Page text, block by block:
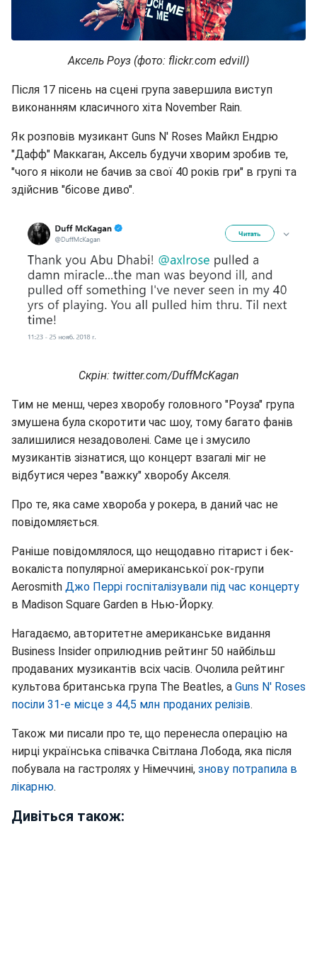
Аксель Роуз (фото: flickr.com edvill)
Після 17 пісень на сцені група завершила виступ
виконанням класичного хіта November Rain.
Як розповів музикант Guns N' Roses Майкл Ендрю
"Дафф" Маккаган, Аксель будучи хворим зробив те,
"чого я ніколи не бачив за свої 40 років гри" в групі та
здійснив "бісове диво".
Скрін: twitter.com/DuffMcKagan
Тим не менш, через хворобу головного "Роуза" група
змушена була скоротити час шоу, тому багато фанів
залишилися незадоволені. Саме це і змусило
музикантів зізнатися, що концерт взагалі міг не
відбутися через "важку" хворобу Акселя.
Про те, яка саме хвороба у рокера, в даний час не
повідомляється.
Раніше повідомлялося, що нещодавно гітарист і бек-
вокаліста популярної американської рок-групи
Aerosmith Джо Перрі госпіталізували під час концерту
в Madison Square Garden в Нью-Йорку.
Нагадаємо, авторитетне американське видання
Business Insider оприлюднив рейтинг 50 найбільш
продаваних музикантів всіх часів. Очолила рейтинг
культова британська група The Beatles, а Guns N' Roses
посіли 31-е місце з 44,5 млн проданих релізів.
Також ми писали про те, що перенесла операцію на
нирці українська співачка Світлана Лобода, яка після
побувала на гастролях у Німеччині, знову потрапила в
лікарню.
Дивіться також: